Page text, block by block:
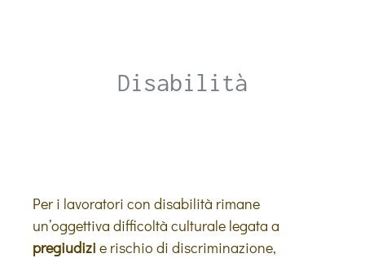
Disabilità
Per i lavoratori con disabilità rimane
un’oggettiva difficoltà culturale legata a
pregiudizi e rischio di discriminazione,